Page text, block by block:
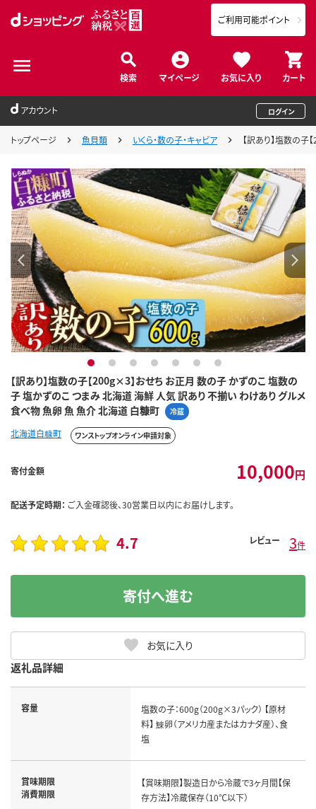
検索 マイページ お気に入り カート
ご利用可能ポイント
アカウント ログイン
トップページ 魚貝類 いくら・数の子・キャビア 【訳あり】塩数の
【訳あり】塩数の子【200g×3】おせち お正月 数の子 かずのこ 塩数の
子 塩かずのこ つまみ 北海道 海鮮 人気 訳あり 不揃い わけあり グルメ
食べ物 魚卵 魚 魚介 北海道 白糠町
冷蔵
1 2 3 4 5 6 7
北海道白糠町 ワンストップオンライン申請対象
寄付金額 10,000円
配送予定時期： ご入金確認後、30営業日以内にお届けします。
4.7 レビュー 3件
お気に入り
寄付へ進む
返礼品詳細
容量
塩数の子：600g（200g×3パック） 【原材
料】 鯟卵（アメリカ産またはカナダ産）、食
塩
賞味期限
消費期限
【賞味期限】製造日から冷蔵で3ヶ月間【保
存方法】冷蔵保存（10℃以下）